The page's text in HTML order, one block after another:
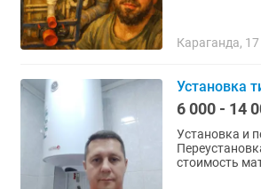
Караганда,
Установка
6 000 - 14
Установка и переустановка
Переустановка стандарт
стоимость